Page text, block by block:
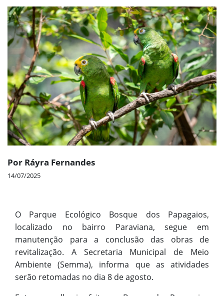
Por Ráyra Fernandes
14/07/2025
O Parque Ecológico Bosque dos Papagaios,
localizado no bairro Paraviana, segue em
manutenção para a conclusão das obras de
revitalização. A Secretaria Municipal de Meio
Ambiente (Semma), informa que as atividades
serão retomadas no dia 8 de agosto.